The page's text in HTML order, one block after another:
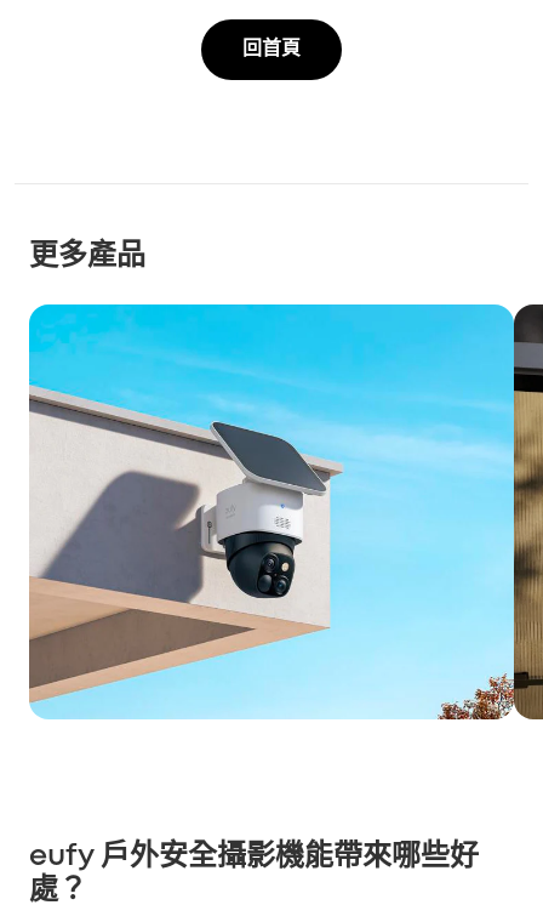
回首頁
更多產品
eufy 戶外安全攝影機能帶來哪些好
處？